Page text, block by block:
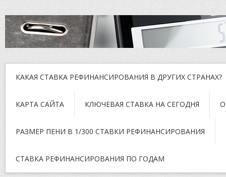
КАКАЯ СТАВКА РЕФИНАНСИРОВАНИЯ В ДРУГИХ СТРАНАХ?
КАРТА САЙТА КЛЮЧЕВАЯ СТАВКА НА СЕГОДНЯ
РАЗМЕР ПЕНИ В 1/300 СТАВКИ РЕФИНАНСИРОВАНИЯ
СТАВКА РЕФИНАНСИРОВАНИЯ ПО ГОДАМ